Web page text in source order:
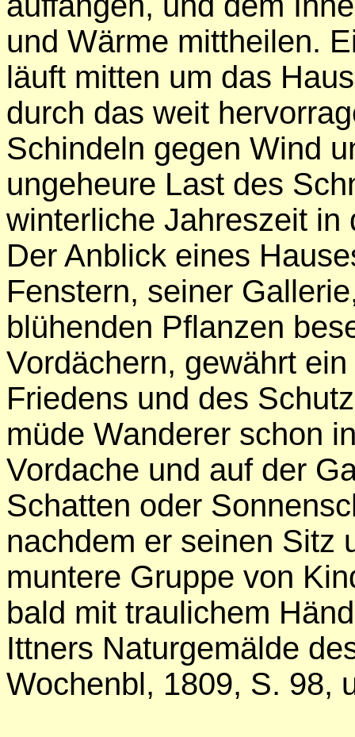
und Wärme mittheilen.
läuft mitten um das
durch das weit
Schindeln gegen Wind
ungeheure Last des
winterliche Jahreszeit in
Der Anblick eines
Fenstern, seiner
blühenden Pflanzen
Vordächern, gewährt
Friedens und des
müde Wanderer schon
Vordache und auf der
Schatten oder
nachdem er seinen Sitz
muntere Gruppe von
bald mit traulichem
Ittners Naturgemälde
Wochenbl, 1809, S. 98,